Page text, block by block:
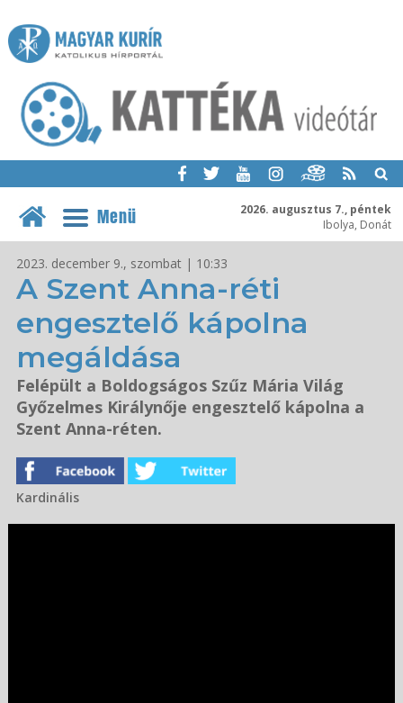
2026. augusztus 7., péntek
Ibolya, Donát
Menü
2023. december 9., szombat | 10:33
A Szent Anna-réti
engesztelő kápolna
megáldása
Felépült a Boldogságos Szűz Mária Világ
Győzelmes Királynője engesztelő kápolna a
Szent Anna-réten.
Kardinális